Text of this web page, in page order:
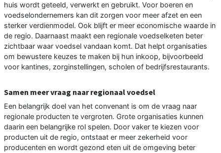
huis wordt geteeld, verwerkt en gebruikt. Voor boeren en
voedselondernemers kan dit zorgen voor meer afzet en een
sterker verdienmodel. Ook blijft er meer economische waarde in
de regio. Daarnaast maakt een regionale voedselketen beter
zichtbaar waar voedsel vandaan komt. Dat helpt organisaties
om bewustere keuzes te maken bij hun inkoop, bijvoorbeeld
voor kantines, zorginstellingen, scholen of bedrijfsrestaurants.
Samen meer vraag naar regionaal voedsel
Een belangrijk doel van het convenant is om de vraag naar
regionale producten te vergroten. Grote organisaties kunnen
daarin een belangrijke rol spelen. Door vaker te kiezen voor
producten uit de regio, ontstaat er meer zekerheid voor
producenten en wordt gezond eten uit de omgeving beter